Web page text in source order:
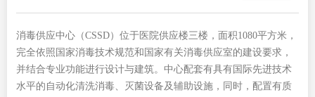
消毒供应中心（CSSD）位于医院供应楼三楼，面积1080平方米，
完全依照国家消毒技术规范和国家有关消毒供应室的建设要求，
并结合专业功能进行设计与建筑。中心配套有具有国际先进技术
水平的自动化清洗消毒、灭菌设备及辅助设施，同时，配置有质